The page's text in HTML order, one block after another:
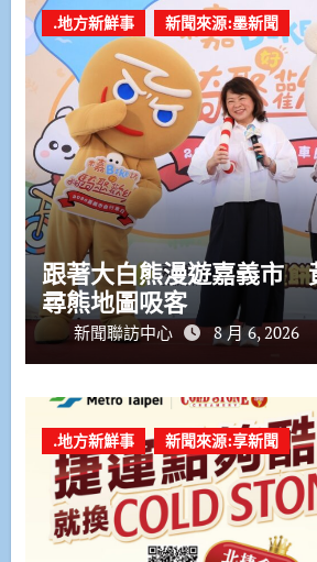
.地方新鮮事 新聞來源:墨新聞
跟著大白熊漫遊嘉義市
尋熊地圖吸客
新聞聯訪中心 8 月 6, 2026
.地方新鮮事 新聞來源:享新聞